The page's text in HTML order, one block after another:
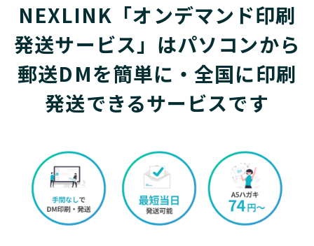
NEXLINK「オンデマンド印刷
発送サービス」はパソコンから
郵送DMを簡単に・全国に印刷
発送できるサービスです